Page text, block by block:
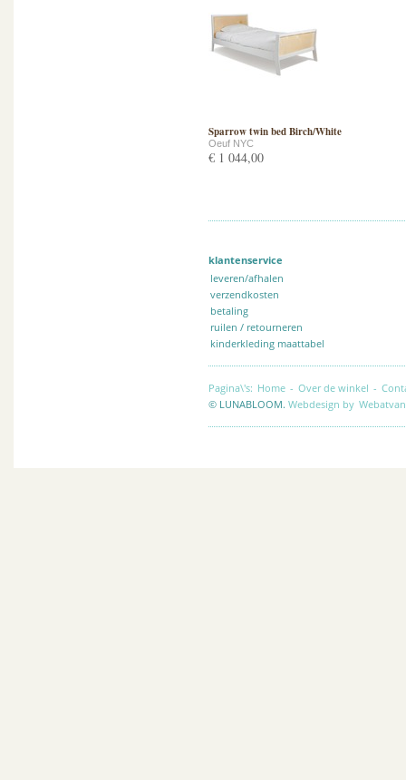
Sparrow twin bed Birch/White
Oeuf NYC
€ 1 044,00
klantenservice
leveren/afhalen
verzendkosten
betaling
ruilen / retourneren
kinderkleding maattabel
Pagina\'s: Home - Over de winkel -
© LUNABLOOM. Webdesign by